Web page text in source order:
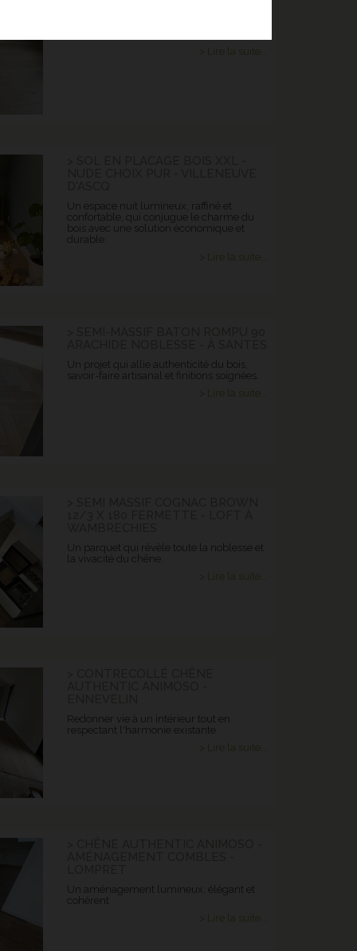
> Lire la suite...
Un espace nuit lumineux, raffiné et
confortable, qui conjugue le charme du
bois avec une solution économique et
durable.
> Lire la suite...
Un projet qui allie authenticité du bois,
savoir-faire artisanal et finitions soignées.
> Lire la suite...
Un parquet qui révèle toute la noblesse et
la vivacité du chêne.
> Lire la suite...
Redonner vie à un intérieur tout en
respectant l'harmonie existante.
> Lire la suite...
Un aménagement lumineux, élégant et
cohérent
> Lire la suite...